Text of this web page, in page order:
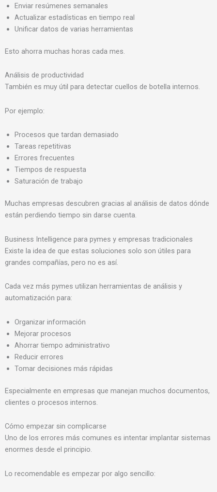
Enviar resúmenes semanales
Actualizar estadísticas en tiempo real
Unificar datos de varias herramientas
Esto ahorra muchas horas cada mes.
Análisis de productividad
También es muy útil para detectar cuellos de botella internos.
Por ejemplo:
Procesos que tardan demasiado
Tareas repetitivas
Errores frecuentes
Tiempos de respuesta
Saturación de trabajo
Muchas empresas descubren gracias al análisis de datos dónde
están perdiendo tiempo sin darse cuenta.
Business Intelligence para pymes y empresas tradicionales
Existe la idea de que estas soluciones solo son útiles para
grandes compañías, pero no es así.
Cada vez más pymes utilizan herramientas de análisis y
automatización para:
Organizar información
Mejorar procesos
Ahorrar tiempo administrativo
Reducir errores
Tomar decisiones más rápidas
Especialmente en empresas que manejan muchos documentos,
clientes o procesos internos.
Cómo empezar sin complicarse
Uno de los errores más comunes es intentar implantar sistemas
enormes desde el principio.
Lo recomendable es empezar por algo sencillo: